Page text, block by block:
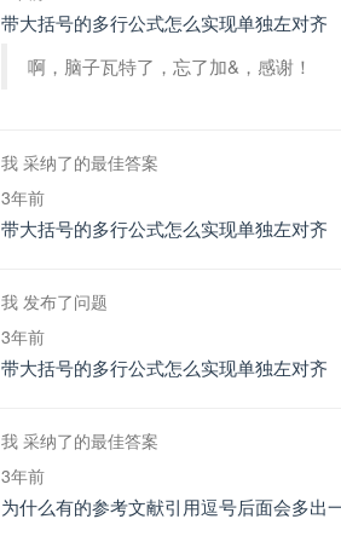
带大括号的多行公式怎么实现单独左对齐
啊，脑子瓦特了，忘了加&，感谢！
我 采纳了的最佳答案
3年前
带大括号的多行公式怎么实现单独左对齐
我 发布了问题
3年前
带大括号的多行公式怎么实现单独左对齐
我 采纳了的最佳答案
3年前
为什么有的参考文献引用逗号后面会多出